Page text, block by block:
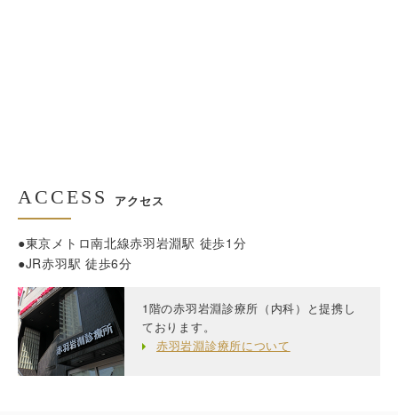
ACCESS アクセス
東京メトロ南北線赤羽岩淵駅 徒歩1分
JR赤羽駅 徒歩6分
1階の赤羽岩淵診療所（内科）と提携し
ております。
赤羽岩淵診療所について